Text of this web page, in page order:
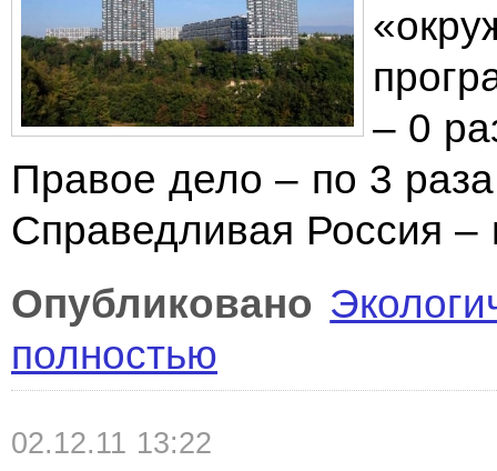
– 0
Правое дело – по 3
Справедливая Россия –
Опубликовано
полностью
02.12.11 13:22